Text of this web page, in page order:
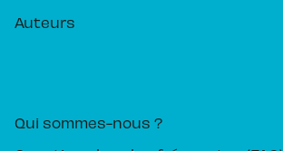
Auteurs
Qui sommes-nous ?